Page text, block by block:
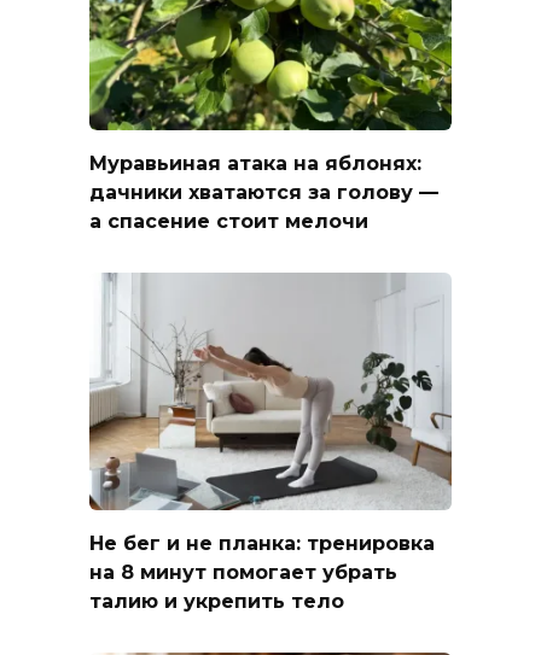
Муравьиная атака на яблонях:
дачники хватаются за голову —
а спасение стоит мелочи
Не бег и не планка: тренировка
на 8 минут помогает убрать
талию и укрепить тело